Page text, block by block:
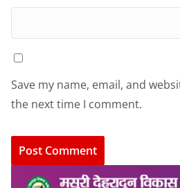
Save my name, email, and
the next time I comment.